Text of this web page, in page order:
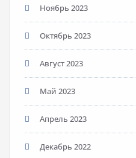
Ноябрь 2023
Октябрь 2023
Август 2023
Май 2023
Апрель 2023
Декабрь 2022